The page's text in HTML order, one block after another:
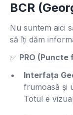
BCR
Nu suntem aici
să îți dăm
✅ PRO (Puncte
Interfața
frumoasă și
Totul e